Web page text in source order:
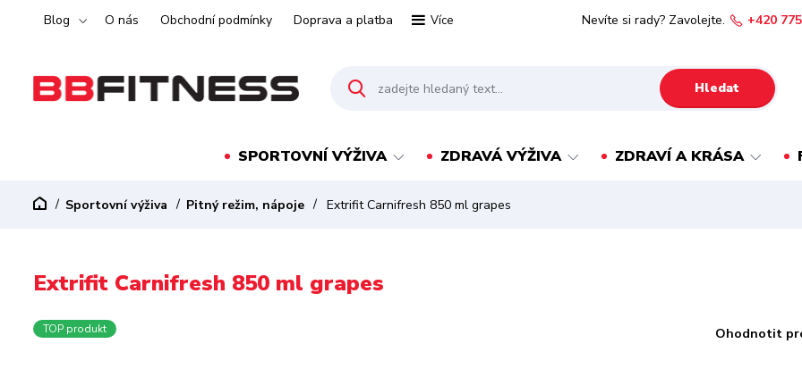
Blog O nás Obchodní podmínky Doprava a platba Více
Hledat
Nevíte si rady? Zavolejte. +420
SPORTOVNÍ VÝŽIVA ZDRAVÁ VÝŽIVA ZDRAVÍ A KRÁSA
Sportovní výživa Pitný režim, nápoje Extrifit Carnifresh 850 ml grapes
Extrifit Carnifresh 850 ml grapes
TOP produkt Ohodnotit